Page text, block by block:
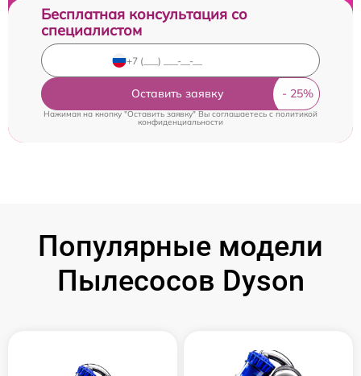
Бесплатная консультация со
специалистом
Оставить заявку
Нажимая на кнопку "Оставить заявку" Вы соглашаетесь cполитикой
конфиденциальности
Популярные модели
Пылесосов Dyson